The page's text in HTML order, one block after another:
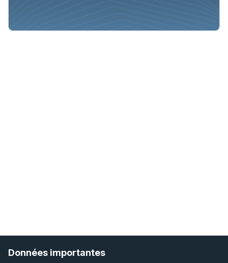
Données importantes